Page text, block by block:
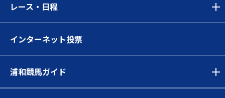
レース・日程
インターネット投票
浦和競馬ガイド